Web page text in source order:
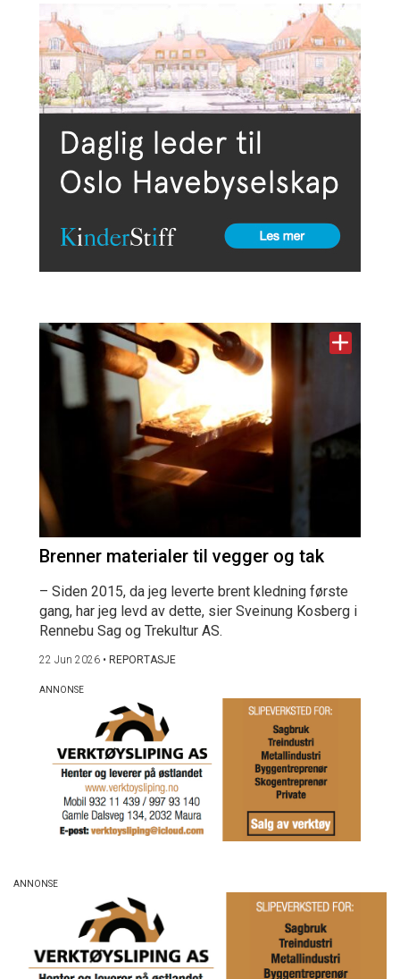
Brenner materialer til vegger og tak
– Siden 2015, da jeg leverte brent kledning første
gang, har jeg levd av dette, sier Sveinung Kosberg i
Rennebu Sag og Trekultur AS.
22 Jun 2026 • REPORTASJE